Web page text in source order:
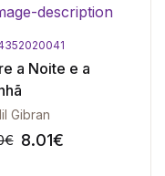
a Noite e a
Gibran
€ 8.01€